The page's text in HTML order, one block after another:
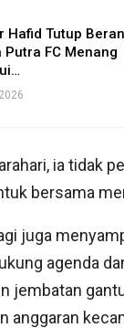
Hafid Tutup
Putra FC Menang
ia tidak
bersama
juga
agenda
jembatan
anggaran